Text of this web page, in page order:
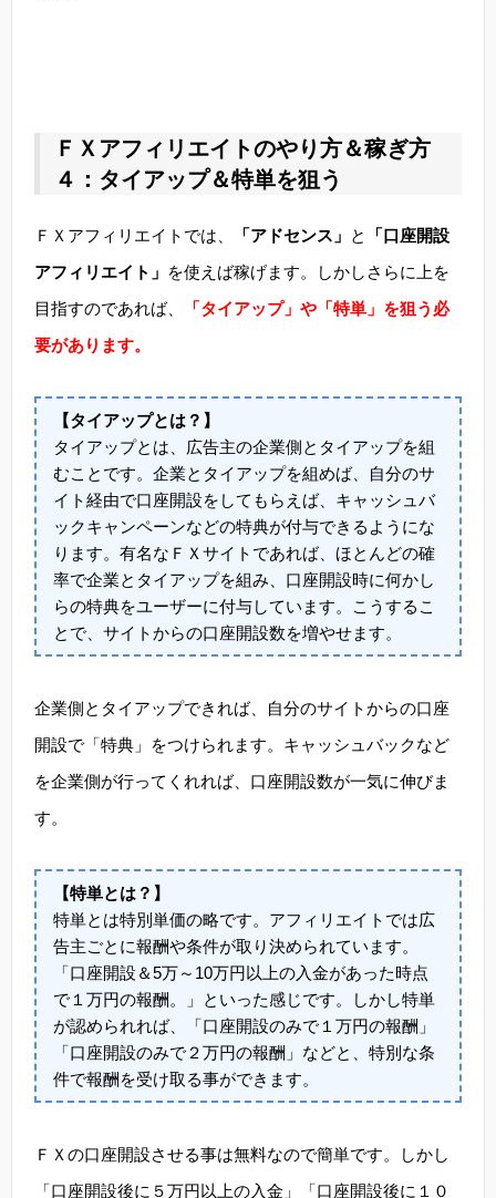
ＦＸアフィリエイトのやり方＆稼ぎ方
４：タイアップ＆特単を狙う
ＦＸアフィリエイトでは、 「アドセンス」 と
「口座開設
アフィリエイト」 を使えば稼げます。しかしさらに上を
目指すのであれば、
「タイアップ」や「特単」を狙う必
要があります。
【タイアップとは？】
タイアップとは、広告主の企業側とタイアップを組
むことです。企業とタイアップを組めば、自分のサ
イト経由で口座開設をしてもらえば、キャッシュバ
ックキャンペーンなどの特典が付与できるようにな
ります。有名なＦＸサイトであれば、ほとんどの確
率で企業とタイアップを組み、口座開設時に何かし
らの特典をユーザーに付与しています。こうするこ
とで、サイトからの口座開設数を増やせます。
企業側とタイアップできれば、自分のサイトからの口座
開設で「特典」をつけられます。キャッシュバックなど
を企業側が行ってくれれば、口座開設数が一気に伸びま
す。
【特単とは？】
特単とは特別単価の略です。アフィリエイトでは広
告主ごとに報酬や条件が取り決められています。
「口座開設＆5万～10万円以上の入金があった時点
で１万円の報酬。」といった感じです。しかし特単
が認められれば、「口座開設のみで１万円の報酬」
「口座開設のみで２万円の報酬」などと、特別な条
件で報酬を受け取る事ができます。
ＦＸの口座開設させる事は無料なので簡単です。しかし
「口座開設後に５万円以上の入金」「口座開設後に１０